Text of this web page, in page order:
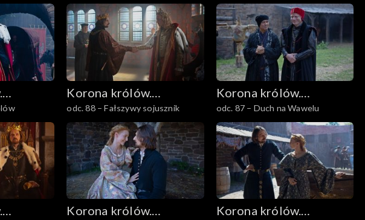
Korona królów.
Jagiellonowie
odc. 88 – Fałszywy sojusznik
Korona królów.
Jagiellonowie
odc. 87 – Duch na Wawelu
Korona królów.
Korona królów.